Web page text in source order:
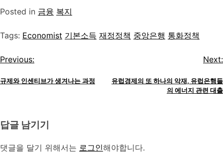
Posted in 금융 복지
Tags: Economist 기본소득 재정정책 중앙은행 통화정책
글
탐
Previous:
규제와 인센티브가 생겨나는 과정
Next:
유럽경제의 또 하나의 악재, 유럽은행들
의 에너지 관련 대출
답글 남기기
댓글을 달기 위해서는 로그인해야합니다.